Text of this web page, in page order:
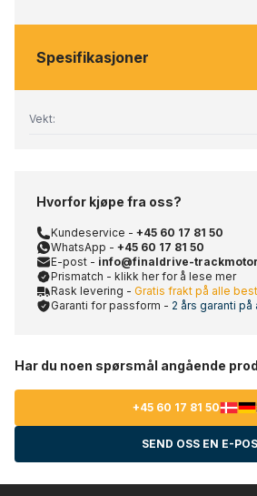
Spesifikasjoner
Vekt:
Hvorfor kjøpe fra oss?
Kundeservice - +45 60 17 81 50
WhatsApp - +45 60 17 81 50
E-post - info@finaldrive-
Prismatch - klikk her for å lese mer
Rask levering - Gratis frakt på alle
Garanti for passform - 2 års garanti
Har du noen spørsmål angående
+45 60 17 81 50
SEND OSS EN E-